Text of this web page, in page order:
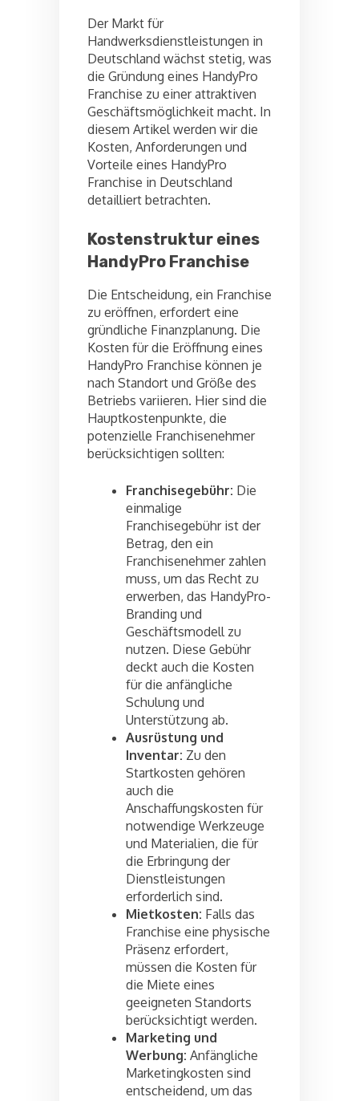
Der Markt für
Handwerksdienstleistungen in
Deutschland wächst stetig, was
die Gründung eines HandyPro
Franchise zu einer attraktiven
Geschäftsmöglichkeit macht. In
diesem Artikel werden wir die
Kosten, Anforderungen und
Vorteile eines HandyPro
Franchise in Deutschland
detailliert betrachten.
Kostenstruktur eines
HandyPro Franchise
Die Entscheidung, ein Franchise
zu eröffnen, erfordert eine
gründliche Finanzplanung. Die
Kosten für die Eröffnung eines
HandyPro Franchise können je
nach Standort und Größe des
Betriebs variieren. Hier sind die
Hauptkostenpunkte, die
potenzielle Franchisenehmer
berücksichtigen sollten:
Franchisegebühr: Die
einmalige
Franchisegebühr ist der
Betrag, den ein
Franchisenehmer zahlen
muss, um das Recht zu
erwerben, das HandyPro-
Branding und
Geschäftsmodell zu
nutzen. Diese Gebühr
deckt auch die Kosten
für die anfängliche
Schulung und
Unterstützung ab.
Ausrüstung und
Inventar: Zu den
Startkosten gehören
auch die
Anschaffungskosten für
notwendige Werkzeuge
und Materialien, die für
die Erbringung der
Dienstleistungen
erforderlich sind.
Mietkosten: Falls das
Franchise eine physische
Präsenz erfordert,
müssen die Kosten für
die Miete eines
geeigneten Standorts
berücksichtigt werden.
Marketing und
Werbung: Anfängliche
Marketingkosten sind
entscheidend, um das